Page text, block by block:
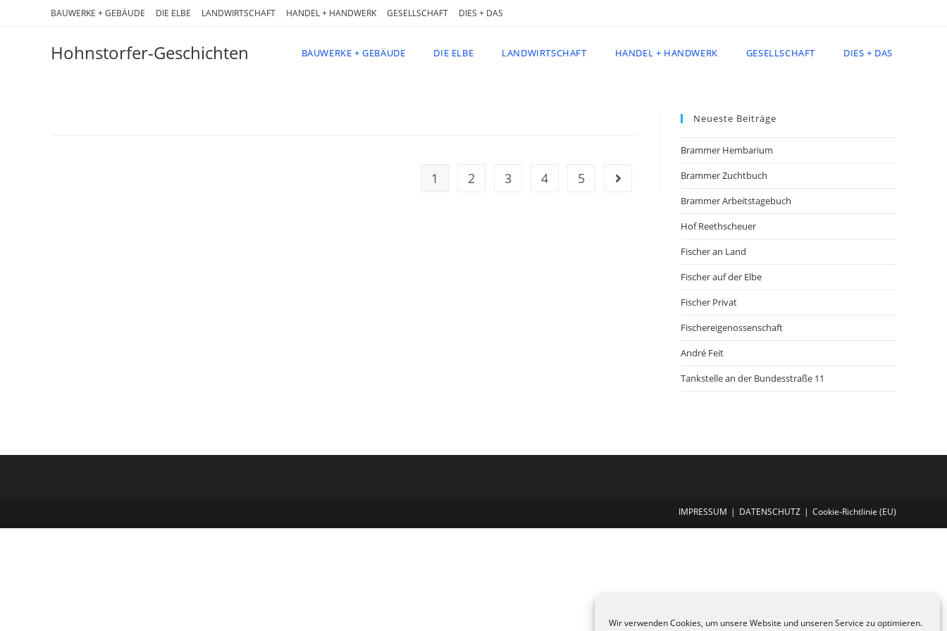
Wir verwenden Cookies, um unsere Website und unseren Service zu optimieren.
BAUWERKE + GEBÄUDE DIE ELBE LANDWIRTSCHAFT HANDEL + HANDWERK GESELLSCHAFT DIES + DAS
Hohnstorfer-Geschichten BAUWERKE + GEBÄUDE DIE ELBE LANDWIRTSCHAFT HANDEL + HANDWERK GESELLSCHAFT DIES + DAS
1 2 3 4 5 Gehe zur nächsten Seite
Neueste Beiträge
Brammer Hembarium
Brammer Zuchtbuch
Brammer Arbeitstagebuch
Hof Reethscheuer
Fischer an Land
Fischer auf der Elbe
Fischer Privat
Fischereigenossenschaft
André Feit
Tankstelle an der Bundesstraße 11
IMPRESSUM DATENSCHUTZ Cookie-Richtlinie (EU)